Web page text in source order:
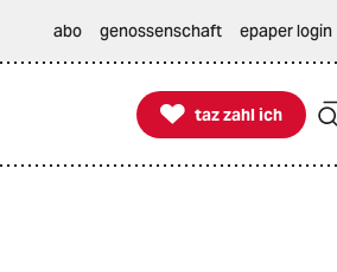
abo genossenschaft epaper login

taz zahl ich
taz zahl ich